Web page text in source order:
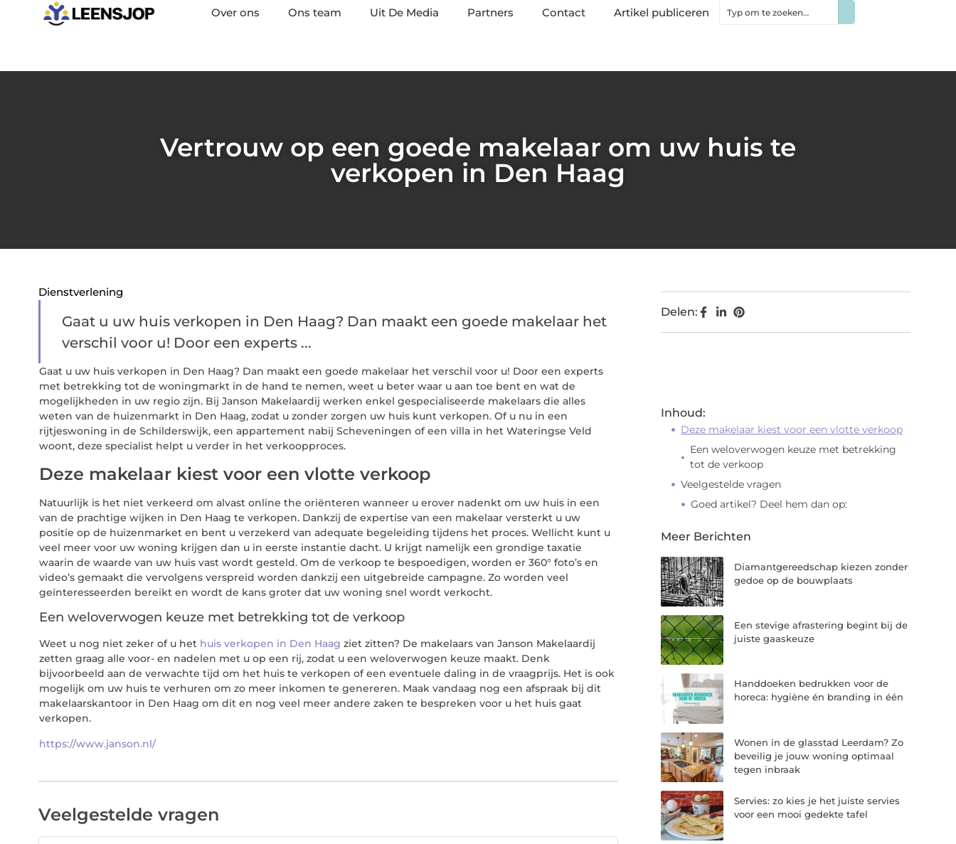
Over ons Ons team Uit De Media Partners Contact Artikel publiceren
Vertrouw op een goede makelaar om uw huis te
verkopen in Den Haag
Dienstverlening
Gaat u uw huis verkopen in Den Haag? Dan maakt een goede makelaar het
verschil voor u! Door een experts ...
Gaat u uw huis verkopen in Den Haag? Dan maakt een goede makelaar het verschil voor u! Door een experts
met betrekking tot de woningmarkt in de hand te nemen, weet u beter waar u aan toe bent en wat de
mogelijkheden in uw regio zijn. Bij Janson Makelaardij werken enkel gespecialiseerde makelaars die alles
weten van de huizenmarkt in Den Haag, zodat u zonder zorgen uw huis kunt verkopen. Of u nu in een
rijtjeswoning in de Schilderswijk, een appartement nabij Scheveningen of een villa in het Wateringse Veld
woont, deze specialist helpt u verder in het verkoopproces.
Deze makelaar kiest voor een vlotte verkoop
Natuurlijk is het niet verkeerd om alvast online the oriënteren wanneer u erover nadenkt om uw huis in een
van de prachtige wijken in Den Haag te verkopen. Dankzij de expertise van een makelaar versterkt u uw
positie op de huizenmarket en bent u verzekerd van adequate begeleiding tijdens het proces. Wellicht kunt u
veel meer voor uw woning krijgen dan u in eerste instantie dacht. U krijgt namelijk een grondige taxatie
waarin de waarde van uw huis vast wordt gesteld. Om de verkoop te bespoedigen, worden er 360° foto’s en
video’s gemaakt die vervolgens verspreid worden dankzij een uitgebreide campagne. Zo worden veel
geïnteresseerden bereikt en wordt de kans groter dat uw woning snel wordt verkocht.
Een weloverwogen keuze met betrekking tot de verkoop
Weet u nog niet zeker of u het huis verkopen in Den Haag ziet zitten? De makelaars van Janson Makelaardij
zetten graag alle voor- en nadelen met u op een rij, zodat u een weloverwogen keuze maakt. Denk
bijvoorbeeld aan de verwachte tijd om het huis te verkopen of een eventuele daling in de vraagprijs. Het is ook
mogelijk om uw huis te verhuren om zo meer inkomen te genereren. Maak vandaag nog een afspraak bij dit
makelaarskantoor in Den Haag om dit en nog veel meer andere zaken te bespreken voor u het huis gaat
verkopen.
https://www.janson.nl/
Veelgestelde vragen
Delen:
Inhoud:
Deze makelaar kiest voor een vlotte verkoop
Een weloverwogen keuze met betrekking
tot de verkoop
Veelgestelde vragen
Goed artikel? Deel hem dan op:
Meer Berichten
Diamantgereedschap kiezen zonder
gedoe op de bouwplaats
Een stevige afrastering begint bij de
juiste gaaskeuze
Handdoeken bedrukken voor de
horeca: hygiëne én branding in één
Wonen in de glasstad Leerdam? Zo
beveilig je jouw woning optimaal
tegen inbraak
Servies: zo kies je het juiste servies
voor een mooi gedekte tafel